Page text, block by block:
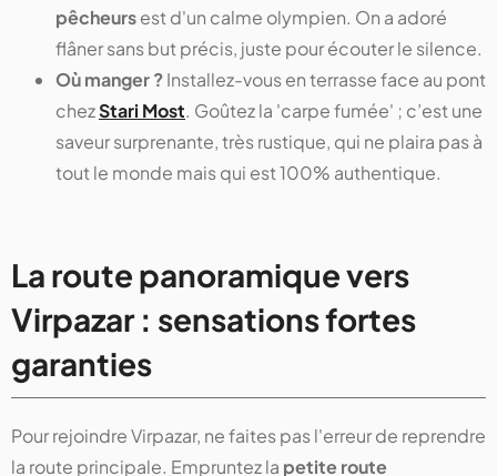
pêcheursest d'un calme olympien. On a adoré
flâner sans but précis, juste pour écouter le silence.
Où manger ?Installez-vous en terrasse face au pont
chezStari Most. Goûtez la 'carpe fumée' ; c’est une
saveur surprenante, très rustique, qui ne plaira pas à
tout le monde mais qui est 100% authentique.
La route panoramique vers
Virpazar : sensations fortes
garanties
Pour rejoindre Virpazar, ne faites pas l'erreur de reprendre
la route principale. Empruntez la petite route